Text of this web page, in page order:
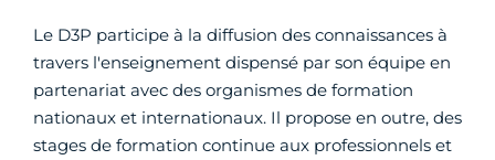
Le D3P participe à la diffusion des connaissances à
travers l'enseignement dispensé par son équipe en
partenariat avec des organismes de formation
nationaux et internationaux. Il propose en outre, des
stages de formation continue aux professionnels et